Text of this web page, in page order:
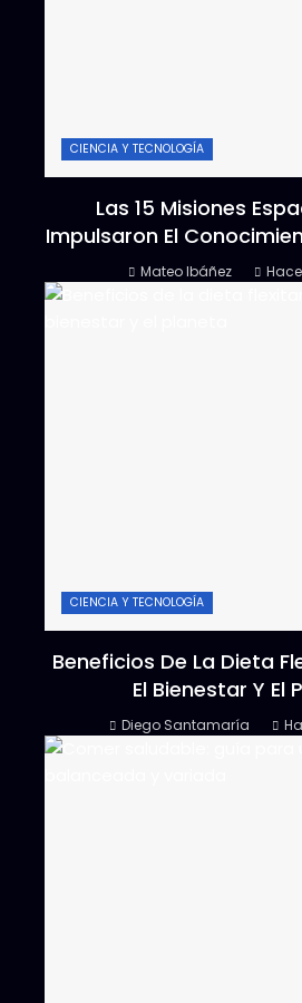
CIENCIA Y TECNOLOGÍA
Las 15 Misiones
Impulsaron El
Mateo Ibáñez
CIENCIA Y TECNOLOGÍA
Beneficios De La Dieta
El Bienestar Y El
Diego Santamaría